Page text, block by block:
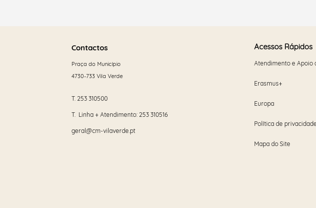
Contactos
Praça do Município
4730-733 Vila Verde
T. 253 310500
T. Linha + Atendimento: 253 310516
geral@cm-vilaverde.pt
Acessos Rápidos
Atendimento e Apoio
Erasmus+
Europa
Política de privacidade
Mapa do Site